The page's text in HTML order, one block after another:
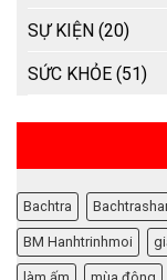
SỰ KIỆN (20)
SỨC KHỎE (51)
Bachtra
BM Hanhtrinhmoi